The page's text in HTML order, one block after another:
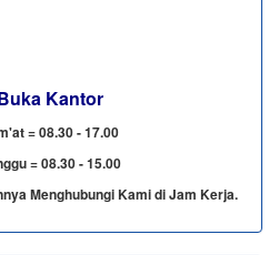
Kantor
= 08.30 - 17.00
= 08.30 - 15.00
Menghubungi Kami di Jam Kerja.